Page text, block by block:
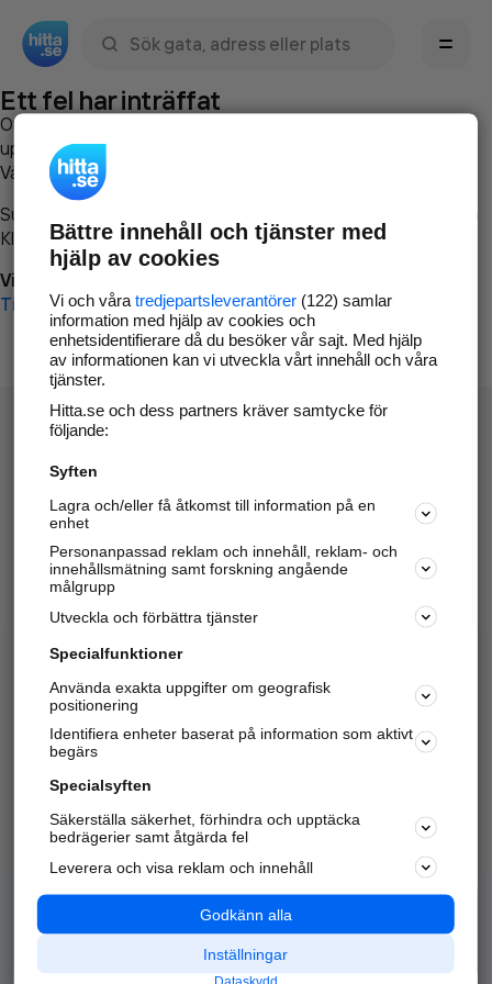
Ett fel har inträffat
Om du vill kan du
uppstod så att vi lättare och snabbare kan avhjälpa det.
Vänligen försök med följande:
Surfa till
Klicka påTillbaka-knappen i webbläsaren och försök igen
Vi beklagar besväret!
Till startsidan
Hitta.se - Gratis nummerupplysning.
Sök företag, personer och platser.
Hitta telefonnummer, adresser, företagsinfo mm.
Marknadsför företaget
Kom igång och annonsera mot
samarbetspartners nära dig.
Alla kategorier
Populära sökningar
API & Kartor
Annonsera
Integritet
Nödnummer
Bättre innehåll och tjänster med
hjälp av cookies
Vi och våra tredjepartsleverantörer(122) samlar
information med hjälp av cookies och
enhetsidentifierare då du besöker vår sajt. Med hjälp
av informationen kan vi utveckla vårt innehåll och våra
tjänster.
Hitta.se och dess partners kräver samtycke för
följande:
Syften
Lagra och/eller få åtkomst till information på en
enhet
Personanpassad reklam och innehåll, reklam- och
innehållsmätning samt forskning angående
målgrupp
Utveckla och förbättra tjänster
Specialfunktioner
Använda exakta uppgifter om geografisk
positionering
Identifiera enheter baserat på information som aktivt
begärs
Specialsyften
Säkerställa säkerhet, förhindra och upptäcka
bedrägerier samt åtgärda fel
Leverera och visa reklam och innehåll
Godkänn alla
Inställningar
Dataskydd